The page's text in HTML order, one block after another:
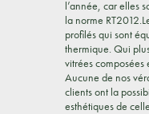
l’année, car elles
la norme
profilés qui sont
thermique. Qui
vitrées
Aucune de nos
clients ont la
esthétiques de